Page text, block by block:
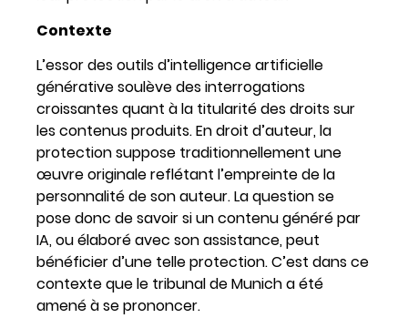
Contexte
L’essor des outils d’intelligence artificielle
générative soulève des interrogations
croissantes quant à la titularité des droits sur
les contenus produits. En droit d’auteur, la
protection suppose traditionnellement une
œuvre originale reflétant l’empreinte de la
personnalité de son auteur. La question se
pose donc de savoir si un contenu généré par
IA, ou élaboré avec son assistance, peut
bénéficier d’une telle protection. C’est dans ce
contexte que le tribunal de Munich a été
amené à se prononcer.